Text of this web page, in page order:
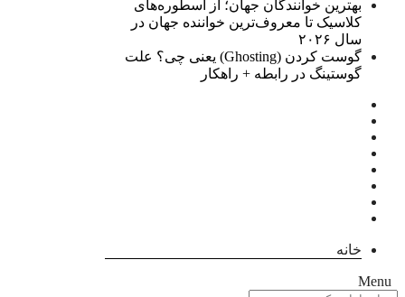
بهترین خوانندگان جهان؛ از اسطوره‌های
کلاسیک تا معروف‌ترین خواننده جهان در
سال ۲۰۲۶
گوست کردن (Ghosting) یعنی چی؟ علت
گوستینگ در رابطه + راهکار
خانه
Menu